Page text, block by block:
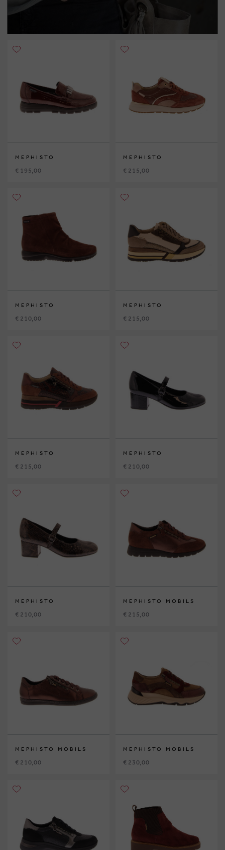
MEPHISTO
€ 195,00
MEPHISTO
€ 215,00
MEPHISTO
€ 210,00
MEPHISTO
€ 215,00
MEPHISTO
€ 215,00
MEPHISTO
€ 210,00
MEPHISTO
€ 210,00
MEPHISTO MOBILS
€ 215,00
MEPHISTO MOBILS
€ 210,00
MEPHISTO MOBILS
€ 230,00